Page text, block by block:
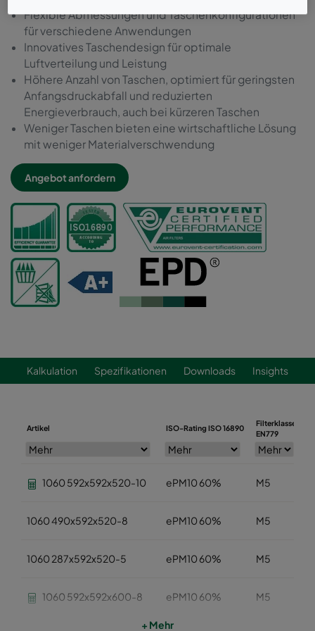
Flexible Abmessungen und Taschenkonfigurationen
für verschiedene Anwendungen
Innovatives Taschendesign für optimale
Luftverteilung und Leistung
Höhere Anzahl von Taschen, optimiert für geringsten
Anfangsdruckabfall und reduzierten
Energieverbrauch, auch bei kürzeren Taschen
Weniger Taschen bieten eine wirtschaftliche Lösung
mit weniger Materialverschwendung
Angebot anfordern
Kalkulation Spezifikationen Downloads Insights
Artikel ISO-Rating ISO 16890
Filterklasse
EN779
1060 592x592x520-10 ePM10 60% M5
1060 490x592x520-8 ePM10 60% M5
1060 287x592x520-5 ePM10 60% M5
1060 592x592x600-8 ePM10 60% M5
+ Mehr